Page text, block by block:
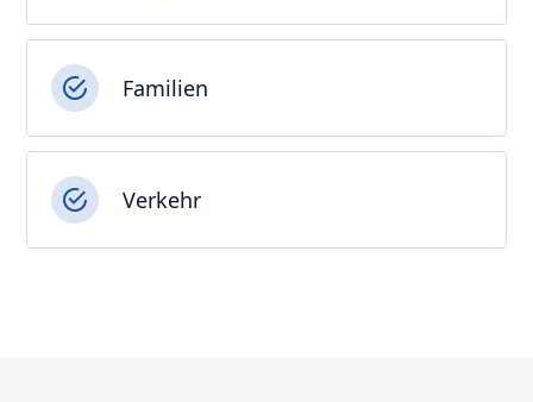
Familien
Verkehr